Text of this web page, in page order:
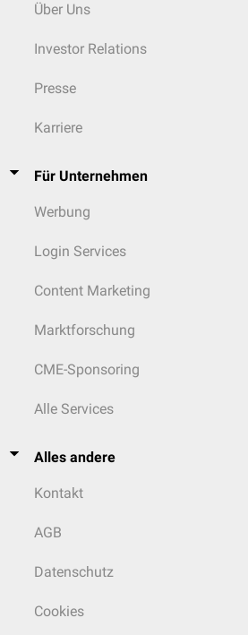
Über Uns
Investor Relations
Presse
Karriere
Für Unternehmen
Werbung
Login Services
Content Marketing
Marktforschung
CME-Sponsoring
Alle Services
Alles andere
Kontakt
AGB
Datenschutz
Cookies